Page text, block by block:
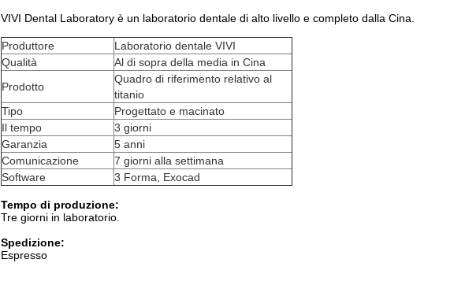
VIVI Dental Laboratory è un laboratorio dentale di alto livello e completo dalla Cina.
Produttore
Laboratorio dentale VIVI
Qualità
Al di sopra della media in Cina
Prodotto
Quadro di riferimento relativo al
titanio
Tipo
Progettato e macinato
Il tempo
3 giorni
Garanzia
5 anni
Comunicazione
7 giorni alla settimana
Software
3 Forma, Exocad
Tempo di produzione:
Tre giorni in laboratorio.
Spedizione:
Espresso